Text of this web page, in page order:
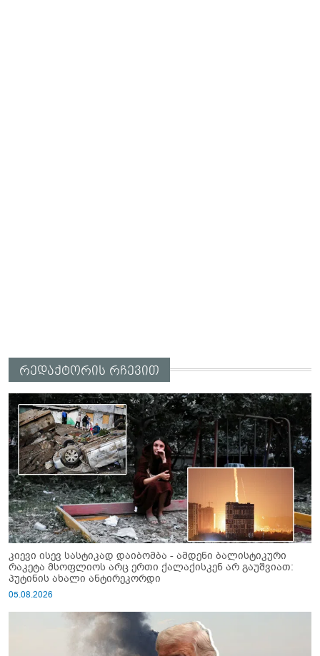
რედაქტორის რჩევით
კიევი ისევ სასტიკად დაიბომბა - ამდენი ბალისტიკური
რაკეტა მსოფლიოს არც ერთი ქალაქისკენ არ გაუშვიათ:
პუტინის ახალი ანტირეკორდი
05.08.2026